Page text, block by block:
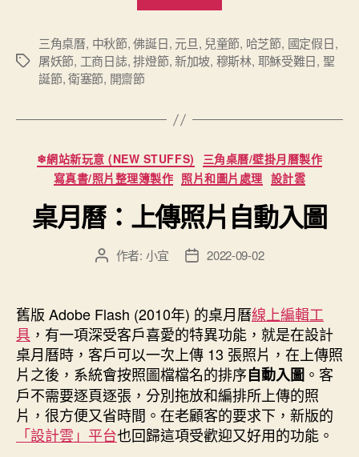
趣
的
日
思
標
三角桌曆, 中秋節,佛誕日, 元旦, 兒童節, 哈芝節, 國定假日,
屠妖節, 工商日誌,排燈節,新加坡, 穆斯林, 耶穌受難日, 聖
誕節,衛塞節, 開齋節
分
類
❄網站新玩意 (NEW STUFFS)
三角桌曆/壁掛月曆製作
寫真書/照片整理簿製作 照片和圖片處理 設計雲
桌月曆：上傳照片自動入圖
文
者
作者: 小宜
文
佈
日
期
2022-09-02
舊版 Adobe Flash (2010年) 的桌月曆線上編輯工
具 ，有一項深受客戶喜愛的特異功能，就是在設計
桌月曆時，客戶可以一次上傳 13 張照片，在上傳照
片之後，系統會按照圖檔檔名的排序自動入圖 。客
戶不需要逐頁逐張，分別拖放和編排所上傳的照
片，很方便又省時間。在老顧客的要求下，新版的
「設計雲」平台也回歸這項受歡迎又好用的功能。